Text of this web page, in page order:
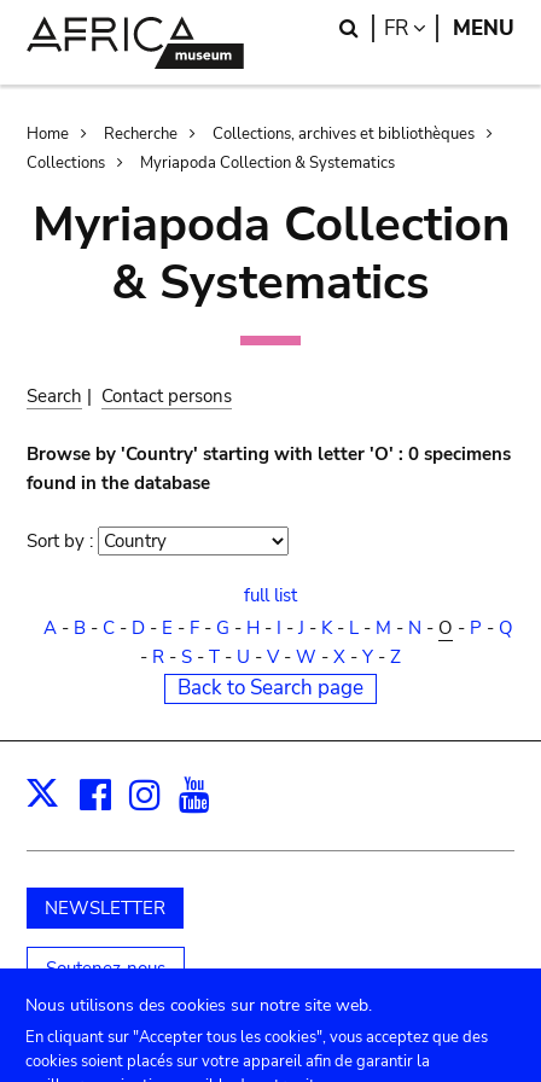
Search
FR LANGUAGE
MENU
Breadcrumb
Home Recherche
Collections, archives et bibliothèques
Collections
Myriapoda Collection & Systematics
Myriapoda Collection
& Systematics
Search | Contact persons
Browse by 'Country' starting with letter 'O' : 0 specimens
found in the database
Sort by : Sort
full list
A- B- C- D- E - F- G - H- I -J - K- L- M - N - O - P - Q
- R - S - T - U - V- W - X - Y - Z
Back to Search page
X Facebook
Instagram
NEWSLETTER
Soutenez-nous
Nous utilisons des cookies sur notre site web.
En cliquant sur "Accepter tous les cookies", vous acceptez que des
cookies soient placés sur votre appareil afin de garantir la